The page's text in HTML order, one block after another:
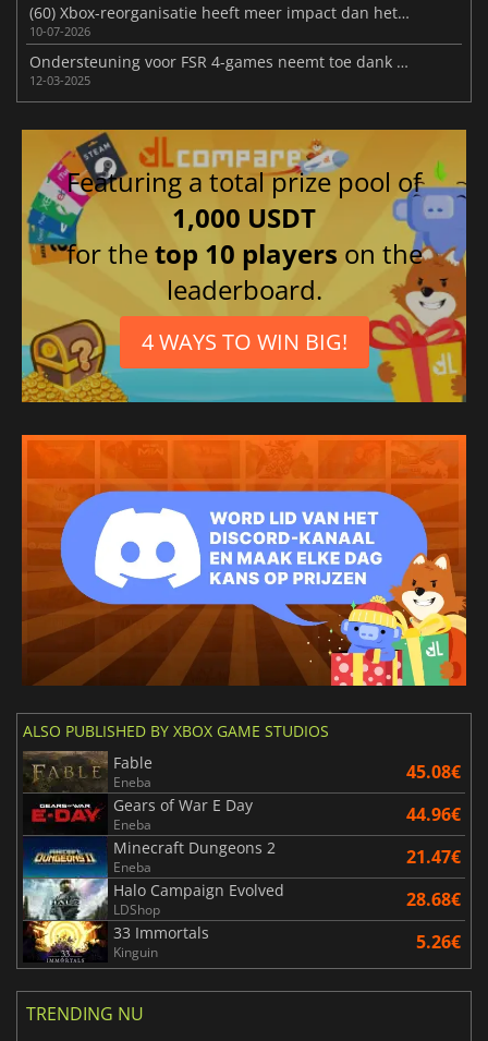
(60) Xbox-reorganisatie heeft meer impact dan het lijkt
10-07-2026
Ondersteuning voor FSR 4-games neemt toe dank OptiScaler-mod
12-03-2025
Featuring a total prize pool of
1,000 USDT
for thetop 10 players on the
leaderboard.
4 WAYS TO WIN BIG!
ALSO PUBLISHED BY XBOX GAME STUDIOS
Fable
Eneba 45.08€
Gears of War E Day
Eneba 44.96€
Minecraft Dungeons 2
Eneba 21.47€
Halo Campaign Evolved
LDShop 28.68€
33 Immortals
Kinguin 5.26€
TRENDING NU